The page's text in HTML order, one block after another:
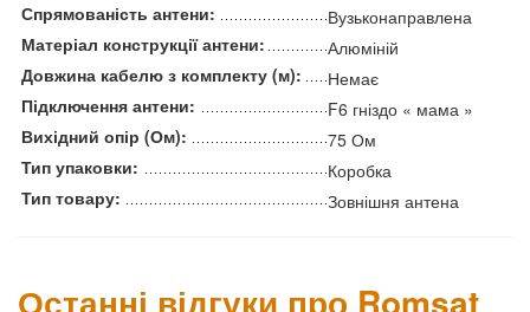
Спрямованість антени:
Вузьконаправлена
Матеріал конструкції антени:
Алюміній
Довжина кабелю з комплекту (м):
Немає
Підключення антени:
F6 гніздо « мама »
Вихідний опір (Ом):
75 Ом
Тип упаковки:
Коробка
Тип товару:
Зовнішня антена
Останні відгуки про Romsat